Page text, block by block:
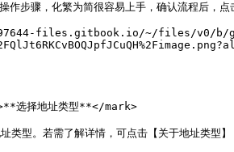
作步骤，化繁为简很容易上手，确认流程后，
files.gitbook.io/~/files/v0/b/
择地址类型**</mark>
型。若需了解详情，可点击【关于地址类型】